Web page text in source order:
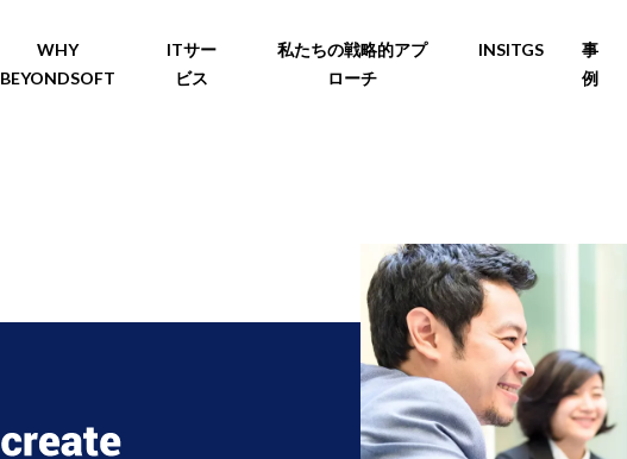
WHY
BEYONDSOFT
ITサー
ビス
私たちの戦略的アプ
ローチ
INSITGS
事
例